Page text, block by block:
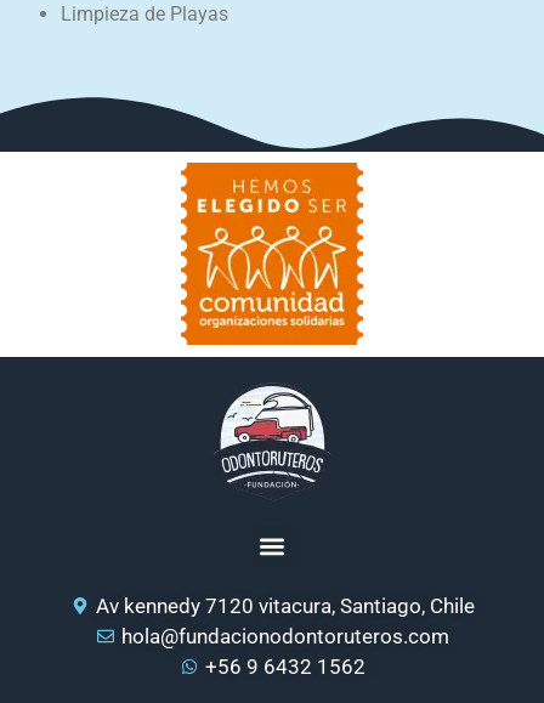
Limpieza de Playas
Av kennedy 7120 vitacura, Santiago, Chile
hola@fundacionodontoruteros.com
+56 9 6432 1562